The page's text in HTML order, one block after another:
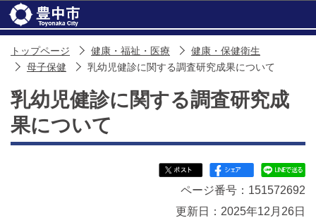
トップページ 健康・福祉・医療
健康・保健衛生
母子保健
乳幼児健診に関する調査研究成果について
乳幼児健診に関する調査研究成
果について
ページ番号：151572692
更新日：2025年12月26日